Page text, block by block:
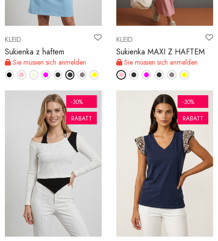
KLEID
Sukienka z haftem
Sie müssen sich anmelden
KLEID
Sukienka MAXI Z HAFTEM
Sie müssen sich anmelden
-30%
RABATT
-30%
RABATT